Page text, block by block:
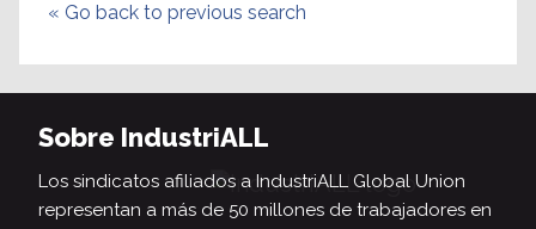
« Go back to previous search
Sobre IndustriALL
Los sindicatos afiliados a IndustriALL Global Union
representan a más de 50 millones de trabajadores en